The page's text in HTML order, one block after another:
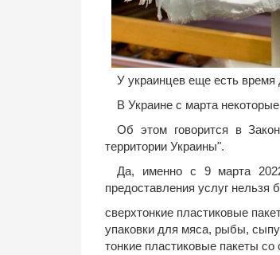
У украинцев еще есть время
В Украине с марта
Об этом говорится в
территории Украины".
Да, именно с 9 марта 2022
предоставления услуг нельзя
сверхтонкие пластиковые
упаковки для мяса, рыбы,
тонкие пластиковые пакеты